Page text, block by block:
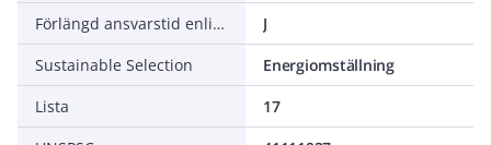
Förlängd ansvarstid enligt ALEM-09
J
Sustainable Selection
Energiomställning
Lista
17